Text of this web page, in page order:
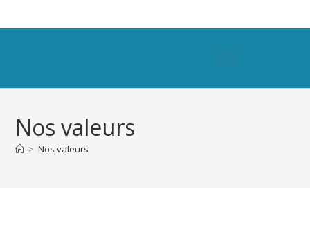
Nos valeurs
> Nos valeurs